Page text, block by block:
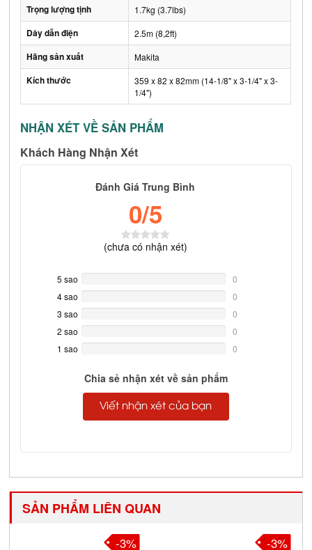
Trọng lượng tịnh 1.7kg (3.7lbs)
Dây dẫn điện 2.5m (8,2ft)
Hãng sản xuất Makita
Kích thước
359 x 82 x 82mm (14-1/8" x 3-1/4" x 3-
1/4")
NHẬN XÉT VỀ SẢN PHẨM
Khách Hàng Nhận Xét
Đánh Giá Trung Bình
0/5
(chưa có nhận xét)
5 sao
Complete
0
4 sao
Complete
0
3 sao
Complete
0
2 sao
Complete
0
1 sao
0
Chia sẻ nhận xét về sản phẩm
Viết nhận xét của bạn
SẢN PHẨM LIÊN QUAN
-3% -3%